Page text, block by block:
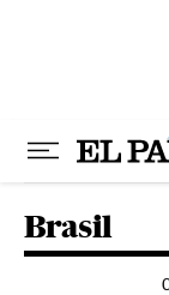
Brasil